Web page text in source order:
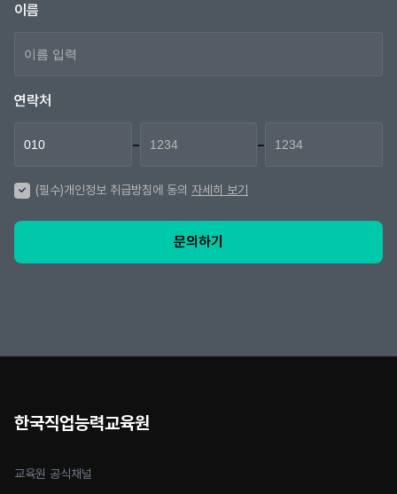
이름
연락처
- -
(필수)개인정보 취급방침에 동의 자세히 보기
문의하기
한국직업능력교육원
교육원 공식채널